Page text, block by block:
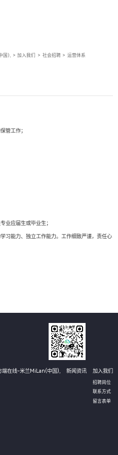
国), > 加入我们 > 社会招聘 > 运营体系
管工作；
业应届生或毕业生；
习能力、独立工作能力。工作细致严谨，责任心
端在线-米兰MiLan(中国), 新闻资讯 加入我们
招聘岗位
联系方式
留言表单